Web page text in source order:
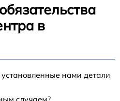
в
нами детали